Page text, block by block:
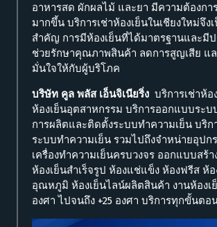
อาหารสด ผักผลไม้ และยา มีความต้องกา
มากขึ้น บริการเช่าห้องเย็นในเชียงใหม่จึง
สำคัญ การมีห้องเย็นที่ได้มาตรฐานและมี
ช่วยรักษาคุณภาพสินค้า ลดการสูญเสีย แล
มั่นใจให้กับผู้บริโภค
บริษัท คูล พลัส เอ็นจิเนียริ่ง บริการเช่าห้อ
ห้องเย็นอุตสาหกรรม บริการออกแบบระบ
การผลิตและติดตั้งระบบทำความเย็น บริก
ระบบทำความเย็น รวมไปถึงจำหน่ายอุป
เครื่องทำความเย็นครบวงจร ออกแบบสร้า
ห้องเย็นสำเร็จรูป ห้องแช่แข็ง ห้องฟรีส ห้
อุณหภูมิ ห้องเย็นไลน์ผลิตสินค้า งานห้องเ
องศา ไปจนถึง +25 องศา บริการทุกขั้นตอ